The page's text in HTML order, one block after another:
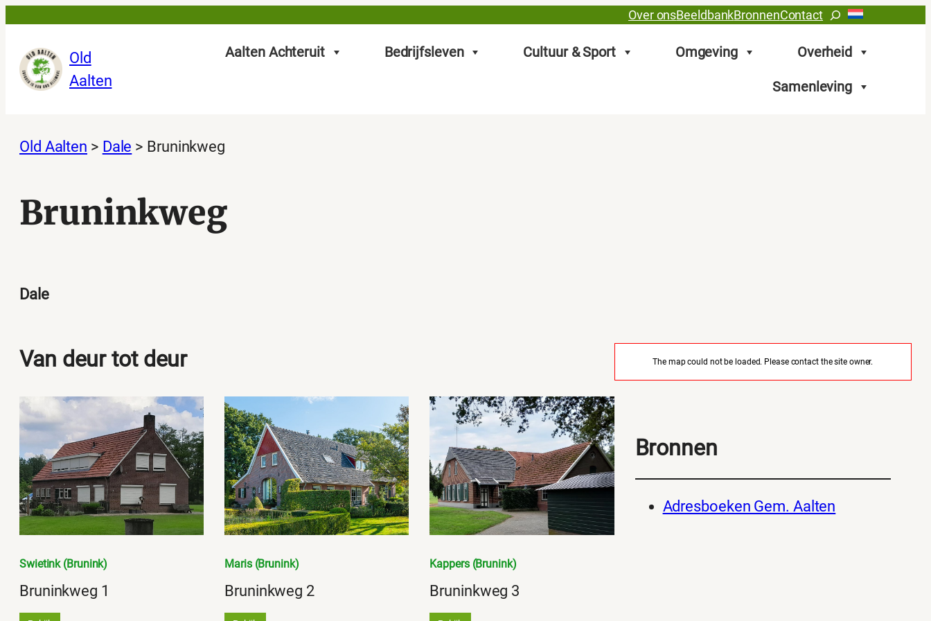
de
inhoud
Over onsBeeldbankBronnenContactZoeken
Old
Aalten
Aalten Achteruit Bedrijfsleven Cultuur & Sport Omgeving Overheid
Samenleving
Old Aalten > Dale > Bruninkweg
Bruninkweg
Dale
Van deur tot deur
Swietink (Brunink)
Bruninkweg 1
Maris (Brunink)
Bruninkweg 2
Kappers (Brunink)
Bruninkweg 3
The map could not be loaded. Please contact the site owner.
Bronnen
Adresboeken Gem. Aalten